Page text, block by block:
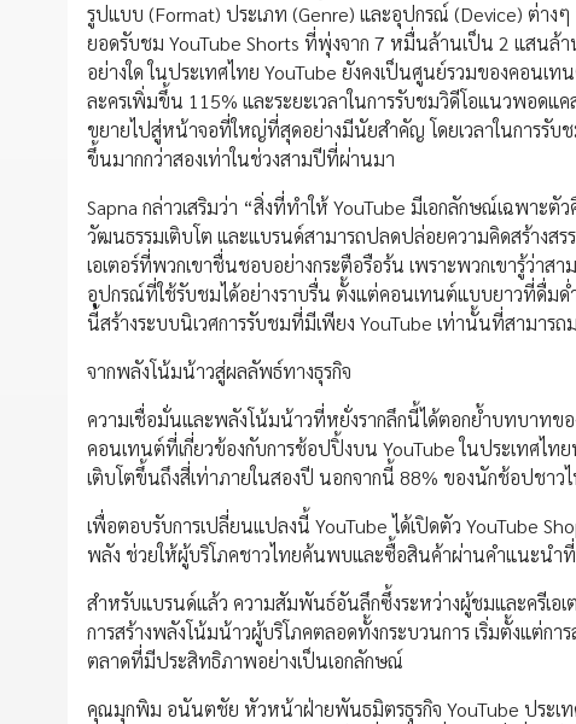
รูปแบบ (Format) ประเภท (Genre) และอุปกรณ์ (Device) ต่าง
ยอดรับชม YouTube Shorts ที่พุ่งจาก 7 หมื่นล้านเป็น 2 แสนล้
อย่างใด ในประเทศไทย YouTube ยังคงเป็นศูนย์รวมของคอนเ
ละครเพิ่มขึ้น 115% และระยะเวลาในการรับชมวิดีโอแนวพอ
ขยายไปสู่หน้าจอที่ใหญ่ที่สุดอย่างมีนัยสำคัญ โดยเวลาในการรับ
ขึ้นมากกว่าสองเท่าในช่วงสามปีที่ผ่านมา
Sapna กล่าวเสริมว่า “สิ่งที่ทำให้ YouTube มีเอกลักษณ์เฉพาะ
วัฒนธรรมเติบโต และแบรนด์สามารถปลดปล่อยความคิดสร้างส
เอเตอร์ที่พวกเขาชื่นชอบอย่างกระตือรือร้น เพราะพวกเขารู้ว่า
อุปกรณ์ที่ใช้รับชมได้อย่างราบรื่น ตั้งแต่คอนเทนต์แบบยาวที่ดื่ม
นี้สร้างระบบนิเวศการรับชมที่มีเพียง YouTube เท่านั้นที่สามาร
จากพลังโน้มน้าวสู่ผลลัพธ์ทางธุรกิจ
ความเชื่อมั่นและพลังโน้มน้าวที่หยั่งรากลึกนี้ได้ตอกย้ำบทบาทขอ
คอนเทนต์ที่เกี่ยวข้องกับการช้อปปิ้งบน YouTube ในประเทศไ
เติบโตขึ้นถึงสี่เท่าภายในสองปี นอกจากนี้ 88% ของนักช้อปชาว
เพื่อตอบรับการเปลี่ยนแปลงนี้ YouTube ได้เปิดตัว YouTube
พลัง ช่วยให้ผู้บริโภคชาวไทยค้นพบและซื้อสินค้าผ่านคำแนะนำที่
สำหรับแบรนด์แล้ว ความสัมพันธ์อันลึกซึ้งระหว่างผู้ชมและครีเอ
การสร้างพลังโน้มน้าวผู้บริโภคตลอดทั้งกระบวนการ เริ่มตั้งแต่กา
ตลาดที่มีประสิทธิภาพอย่างเป็นเอกลักษณ์
คุณมุกพิม อนันตชัย หัวหน้าฝ่ายพันธมิตรธุรกิจ YouTube ประเท